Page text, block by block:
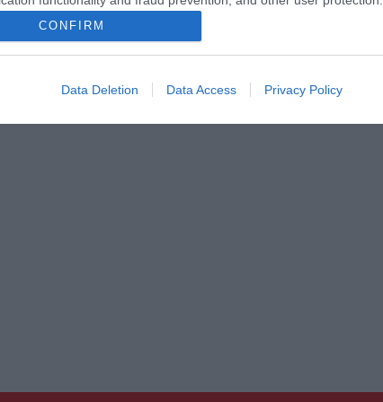
CONFIRM
Data Deletion Data Access Privacy Policy